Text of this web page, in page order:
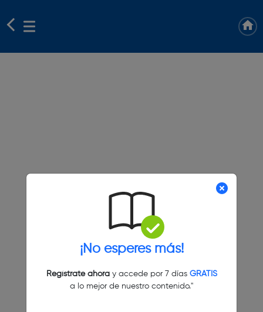
¡No esperes más!
Regístrate ahoray accede por 7 días GRATIS
a lo mejor de nuestro contenido."